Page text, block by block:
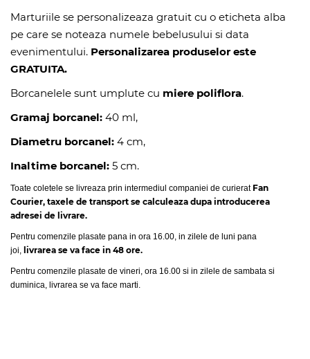
Marturiile se personalizeaza gratuit cu o eticheta alba
pe care se noteaza numele bebelusului si data
evenimentului. Personalizarea produselor este
GRATUITA.
Borcanelele sunt umplute cu miere poliflora.
Gramaj borcanel: 40 ml,
Diametru borcanel: 4 cm,
Inaltime borcanel: 5 cm.
Toate coletele se livreaza prin intermediul companiei de curieratFan
Courier, taxele de transport se calculeaza dupa introducerea
adresei de livrare.
Pentru comenzile plasate pana in ora 16.00, in zilele de luni pana
joi, livrarea se va face in 48 ore.
Pentru comenzile plasate de vineri, ora 16.00 si in zilele de sambata si
duminica, livrarea se va face marti.